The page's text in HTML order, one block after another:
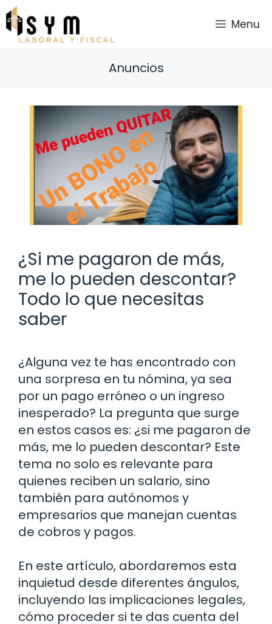
Saltar
al
contenido
Menu
Anuncios
¿Si me pagaron de más,
me lo pueden descontar?
Todo lo que necesitas
saber
¿Alguna vez te has encontrado con
una sorpresa en tu nómina, ya sea
por un pago erróneo o un ingreso
inesperado? La pregunta que surge
en estos casos es: ¿si me pagaron de
más, me lo pueden descontar? Este
tema no solo es relevante para
quienes reciben un salario, sino
también para autónomos y
empresarios que manejan cuentas
de cobros y pagos.
En este artículo, abordaremos esta
inquietud desde diferentes ángulos,
incluyendo las implicaciones legales,
cómo proceder si te das cuenta del